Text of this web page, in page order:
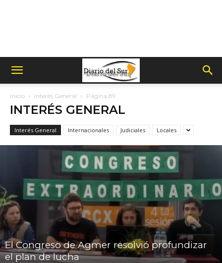
Inicio Interés General Página 89
INTERÉS GENERAL
Interés General Internacionales Judiciales Locales
El Congreso de Agmer resolvió profundizar
el plan de lucha